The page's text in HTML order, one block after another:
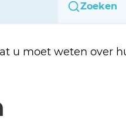
Zoeken
u moet weten over